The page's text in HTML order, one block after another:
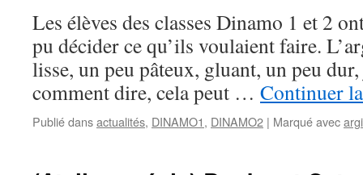
Les élèves des classes Dinamo 1 et 2
pu décider ce qu’ils voulaient faire.
lisse, un peu pâteux, gluant, un peu dur,
comment dire, cela peut … Continuer
Publié dansactualités, DINAMO1, DINAMO2 | Marqué avec